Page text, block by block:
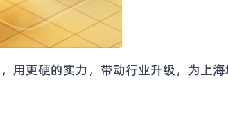
用更硬的实力，带动行业升级，为上